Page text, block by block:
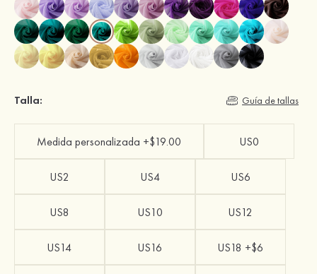
Talla: Guía de tallas
Medida personalizada +$19.00 US0
US2 US4 US6
US8 US10 US12
US14 US16 US18 +$6